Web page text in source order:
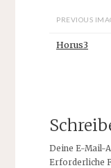
PREVIOUS
Horus3
Deine E-Mail-
Erforderliche